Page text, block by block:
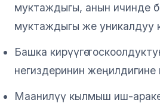
муктаждыгы, анын ичинде
муктаждыгы же уникалдуу
Башка кирүүгө
негиздеринин
Маанилүү кылмыш иш-